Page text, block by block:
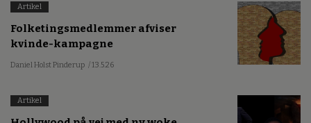
Artikel
Folketingsmedlemmer afviser
kvinde-kampagne
Daniel Holst Pinderup / 13.5.26
Artikel